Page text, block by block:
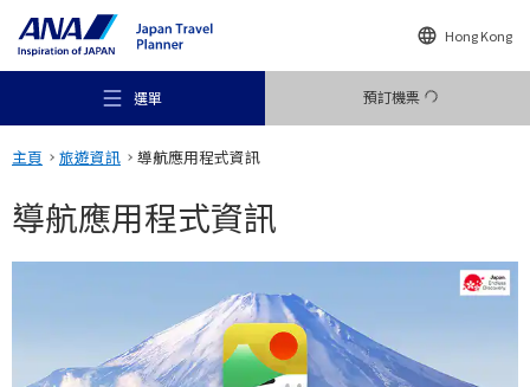
Hong Kong
選單 預訂機票
旅遊構想
主頁 旅遊資訊 導航應用程式資訊
導航應用程式資訊